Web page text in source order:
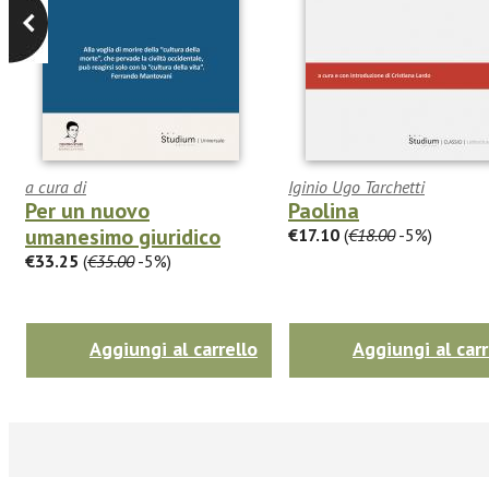
a cura di
Per un nuovo
umanesimo giuridico
€33.25 (€35.00-5%)
Aggiungi al carrello
Iginio Ugo Tarchetti
Paolina
€17.10 (€18.00-5%)
Aggiungi al